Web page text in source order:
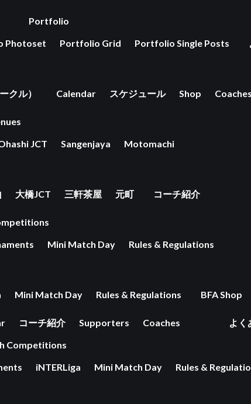
Portfolio
Photoset Portfolio Grid Portfolio Single Posts
クル）
Calendar スケジュール Shop Coaches
JCT Sangenjaya Motomachi
大橋JCT 三軒茶屋 元町 コーチ紹介
Mini Match Day Rules & Regulations
Mini Match Day Rules & Regulations BFA Shop
コーチ紹介 Supporters Coaches
よく
Competitions
iNTERLiga Mini Match Day Rules &